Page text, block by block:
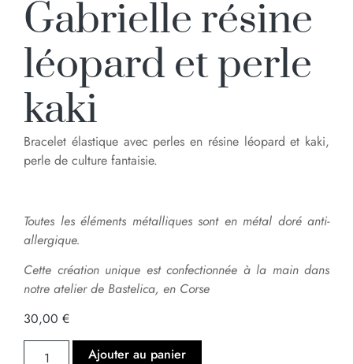
Gabrielle résine
léopard et perle
kaki
Bracelet élastique avec perles en résine léopard et kaki,
perle de culture fantaisie.
Toutes les éléments métalliques sont en métal doré anti-
allergique.
Cette création unique est confectionnée à la main dans
notre atelier de Bastelica, en Corse
30,00 €
Ajouter au panier